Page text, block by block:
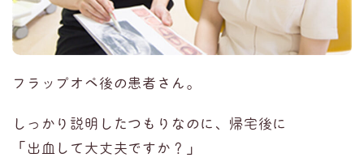
フラップオペ後の患者さん。
しっかり説明したつもりなのに、帰宅後に
「出血して大丈夫ですか？」